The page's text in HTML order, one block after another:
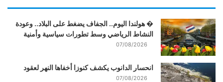
� هولندا اليوم.. الجفاف يضغط على البلاد.. وعودة
النشاط الرياضي وسط تطورات سياسية وأمنية
07/08/2026
انحسار الدانوب يكشف كنوزا أخفاها النهر لعقود
07/08/2026